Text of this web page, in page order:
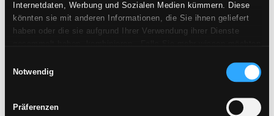
Internetdaten, Werbung und Sozialen Medien kümmern. Diese
könnten sie mit anderen Informationen, die Sie ihnen geliefert
haben oder die sie aufgrund Ihrer Verwendung ihrer Dienste
hier klicken
. Die Zustimmung kann durch Klicken auf die
Schaltfläche „Cookies akzeptieren“ gegeben werden. Falls Sie
Zustimmung mit der Schaltfläche „Ablehnen“ verweigern.
Notwendig
Präferenzen